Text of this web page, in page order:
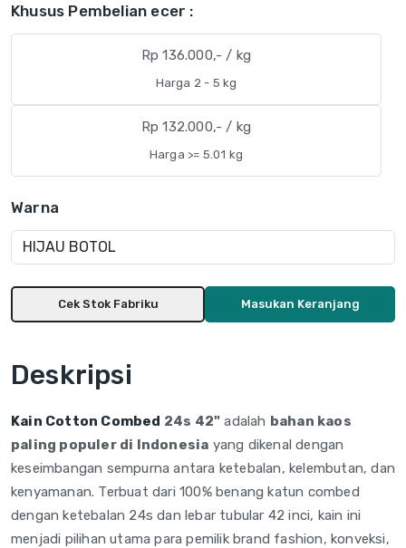
Khusus Pembelian ecer :
Rp 136.000,- / kg
Harga 2 - 5 kg
Rp 132.000,- / kg
Harga >= 5.01 kg
Warna
Cek Stok Fabriku Masukan Keranjang
Deskripsi
Kain Cotton Combed 24s 42" adalah bahan kaos
paling populer di Indonesia yang dikenal dengan
keseimbangan sempurna antara ketebalan, kelembutan, dan
kenyamanan. Terbuat dari 100% benang katun combed
dengan ketebalan 24s dan lebar tubular 42 inci, kain ini
menjadi pilihan utama para pemilik brand fashion, konveksi,